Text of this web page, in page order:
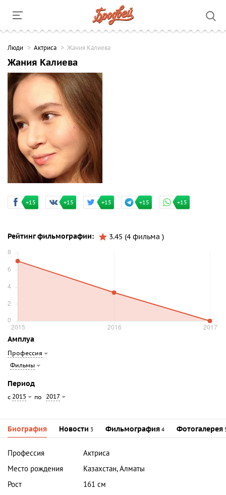
Люди Актриса Жания Калиева
Жания Калиева
+15 +15 +15 +15 +15
Рейтинг фильмографии: 3.45 (4 фильма )
Амплуа
Профессия
Фильмы
Период
с 2015 по 2017
Биография Новости 3 Фильмография 4 Фотогалерея
Профессия
Актриса
Место рождения
Казахстан, Алматы
Рост
161 см